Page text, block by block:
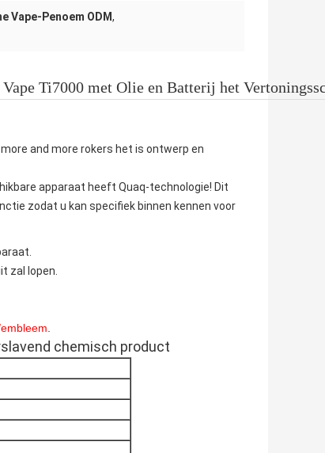
Vape-Penoem ODM,
Ti7000 met Olie en Batterij het
and more rokers het is ontwerp en
apparaat heeft Quaq-technologie! Dit
zodat u kan specifiek binnen kennen voor
zal lopen.
.
chemisch product